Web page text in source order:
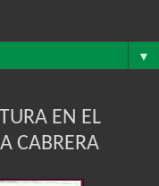
▼
EN EL
CABRERA